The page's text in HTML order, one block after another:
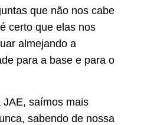
que não nos cabe
certo que elas nos
almejando a
para a base e para o
JAE, saímos mais
sabendo de nossa